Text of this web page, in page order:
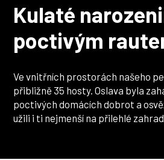
Kulaté
poctivým
Ve vnitřních prostorách našeho
přibližně 35 hosty. Oslava byla
poctivých domácích dobrot a
užili i ti nejmenší na přilehlé